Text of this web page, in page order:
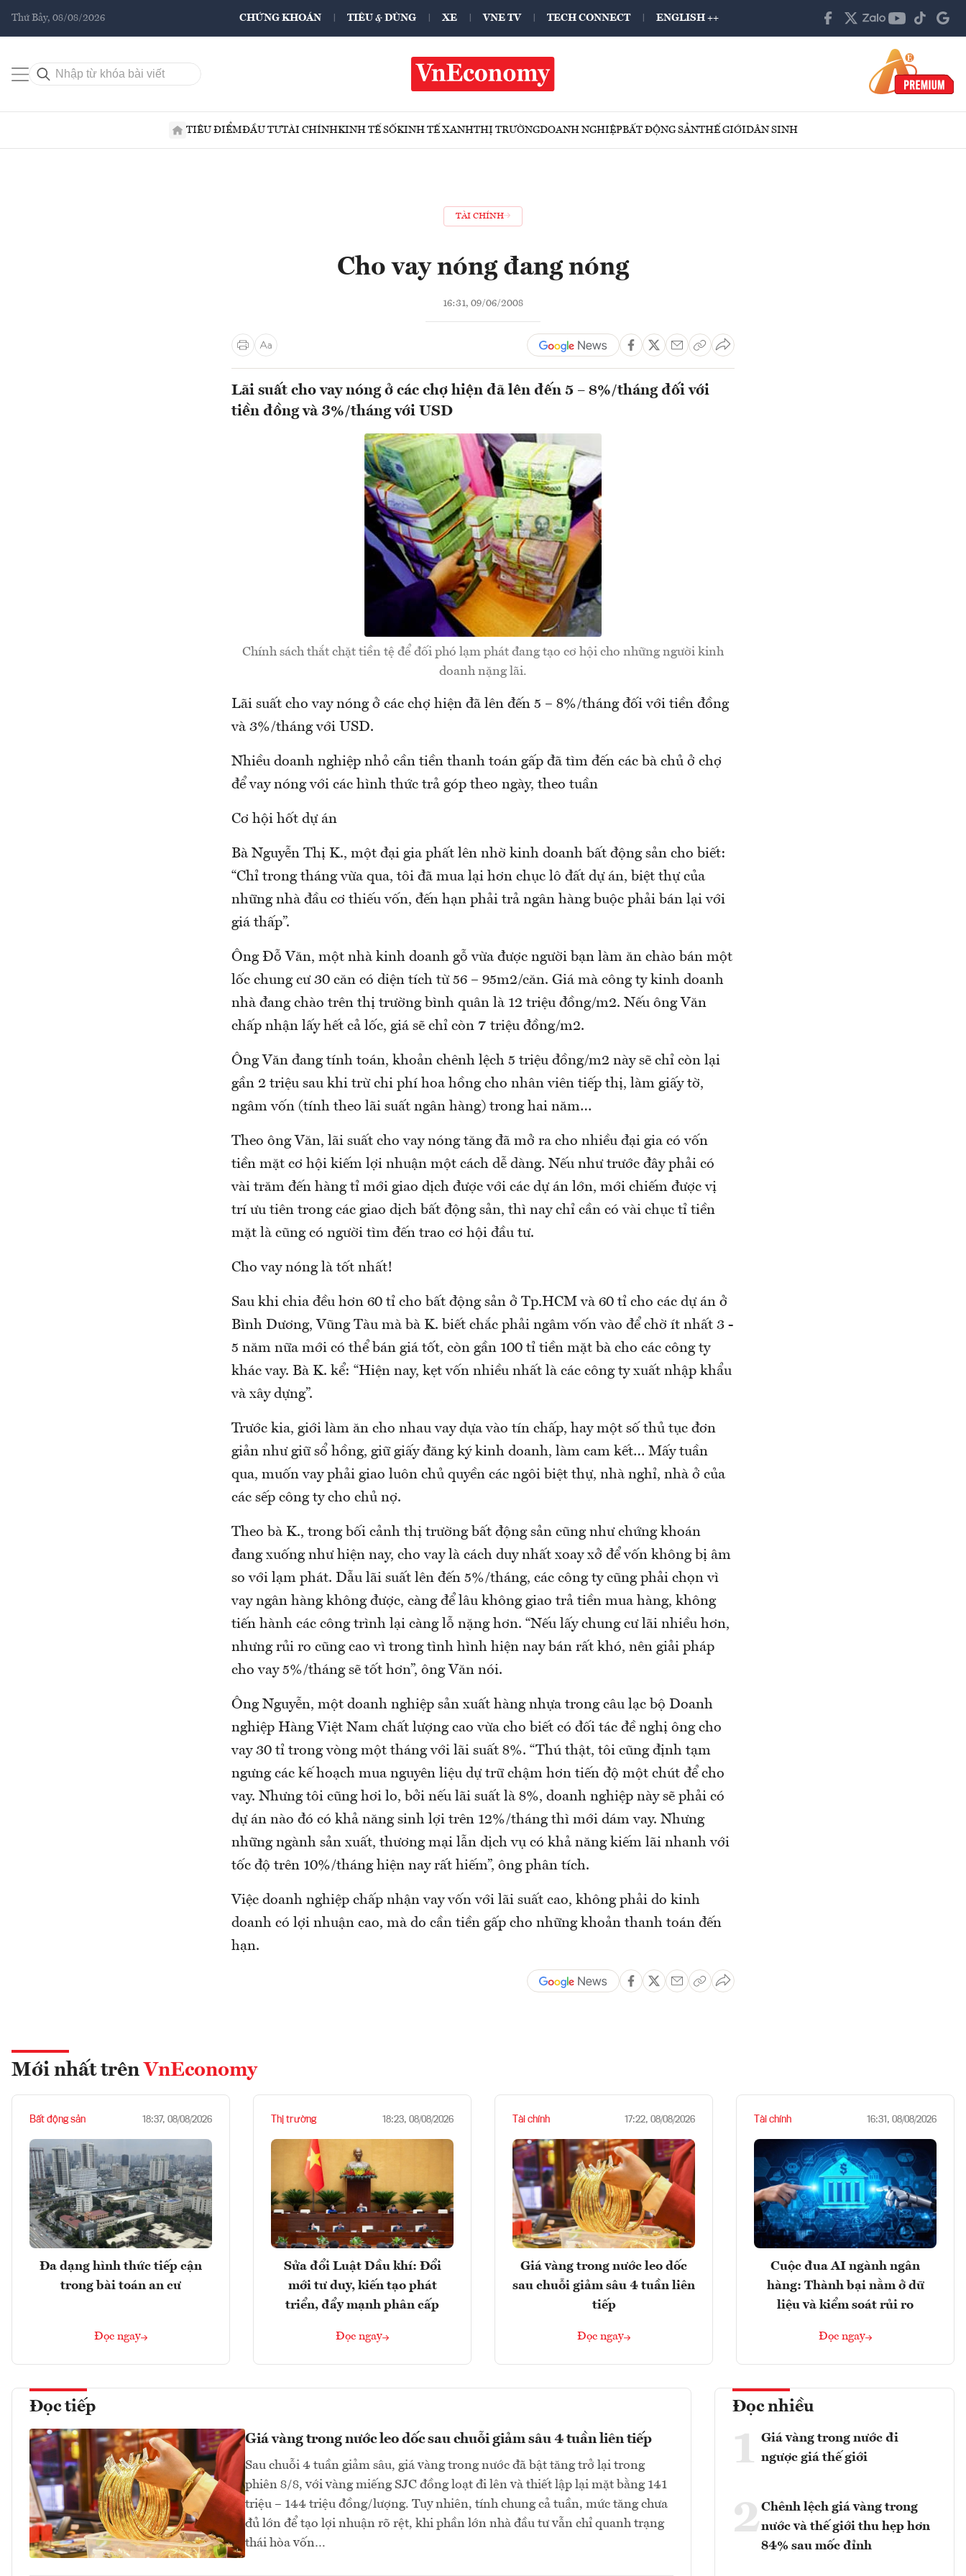
Thứ Bảy, 08/08/2026 CHỨNG KHOÁN TIÊU & DÙNG XE VNE TV TECH CONNECT ENGLISH ++
TIÊU ĐIỂMĐẦU TƯTÀI CHÍNHKINH TẾ SỐKINH TẾ XANHTHỊ TRƯỜNGDOANH NGHIỆPBẤT ĐỘNG SẢNTHẾ GIỚIDÂN SINH
TÀI CHÍNH
Cho vay nóng đang nóng
16:31, 09/06/2008
Lãi suất cho vay nóng ở các chợ hiện đã lên đến 5 – 8%/tháng đối với
tiền đồng và 3%/tháng với USD
Chính sách thắt chặt tiền tệ để đối phó lạm phát đang tạo cơ hội cho những người kinh
doanh nặng lãi.
Lãi suất cho vay nóng ở các chợ hiện đã lên đến 5 – 8%/tháng đối với tiền đồng
và 3%/tháng với USD.
Nhiều doanh nghiệp nhỏ cần tiền thanh toán gấp đã tìm đến các bà chủ ở chợ
để vay nóng với các hình thức trả góp theo ngày, theo tuần
Cơ hội hốt dự án
Bà Nguyễn Thị K., một đại gia phất lên nhờ kinh doanh bất động sản cho biết:
“Chỉ trong tháng vừa qua, tôi đã mua lại hơn chục lô đất dự án, biệt thự của
những nhà đầu cơ thiếu vốn, đến hạn phải trả ngân hàng buộc phải bán lại với
giá thấp”.
Ông Đỗ Văn, một nhà kinh doanh gỗ vừa được người bạn làm ăn chào bán một
lốc chung cư 30 căn có diện tích từ 56 – 95m2/căn. Giá mà công ty kinh doanh
nhà đang chào trên thị trường bình quân là 12 triệu đồng/m2. Nếu ông Văn
chấp nhận lấy hết cả lốc, giá sẽ chỉ còn 7 triệu đồng/m2.
Ông Văn đang tính toán, khoản chênh lệch 5 triệu đồng/m2 này sẽ chỉ còn lại
gần 2 triệu sau khi trừ chi phí hoa hồng cho nhân viên tiếp thị, làm giấy tờ,
ngâm vốn (tính theo lãi suất ngân hàng) trong hai năm…
Theo ông Văn, lãi suất cho vay nóng tăng đã mở ra cho nhiều đại gia có vốn
tiền mặt cơ hội kiếm lợi nhuận một cách dễ dàng. Nếu như trước đây phải có
vài trăm đến hàng tỉ mới giao dịch được với các dự án lớn, mới chiếm được vị
trí ưu tiên trong các giao dịch bất động sản, thì nay chỉ cần có vài chục tỉ tiền
mặt là cũng có người tìm đến trao cơ hội đầu tư.
Cho vay nóng là tốt nhất!
Sau khi chia đều hơn 60 tỉ cho bất động sản ở Tp.HCM và 60 tỉ cho các dự án ở
Bình Dương, Vũng Tàu mà bà K. biết chắc phải ngâm vốn vào để chờ ít nhất 3 -
5 năm nữa mới có thể bán giá tốt, còn gần 100 tỉ tiền mặt bà cho các công ty
khác vay. Bà K. kể: “Hiện nay, kẹt vốn nhiều nhất là các công ty xuất nhập khẩu
và xây dựng”.
Trước kia, giới làm ăn cho nhau vay dựa vào tín chấp, hay một số thủ tục đơn
giản như giữ sổ hồng, giữ giấy đăng ký kinh doanh, làm cam kết… Mấy tuần
qua, muốn vay phải giao luôn chủ quyền các ngôi biệt thự, nhà nghỉ, nhà ở của
các sếp công ty cho chủ nợ.
Theo bà K., trong bối cảnh thị trường bất động sản cũng như chứng khoán
đang xuống như hiện nay, cho vay là cách duy nhất xoay xở để vốn không bị âm
so với lạm phát. Dẫu lãi suất lên đến 5%/tháng, các công ty cũng phải chọn vì
vay ngân hàng không được, càng để lâu không giao trả tiền mua hàng, không
tiến hành các công trình lại càng lỗ nặng hơn. “Nếu lấy chung cư lãi nhiều hơn,
nhưng rủi ro cũng cao vì trong tình hình hiện nay bán rất khó, nên giải pháp
cho vay 5%/tháng sẽ tốt hơn”, ông Văn nói.
Ông Nguyễn, một doanh nghiệp sản xuất hàng nhựa trong câu lạc bộ Doanh
nghiệp Hàng Việt Nam chất lượng cao vừa cho biết có đối tác đề nghị ông cho
vay 30 tỉ trong vòng một tháng với lãi suất 8%. “Thú thật, tôi cũng định tạm
ngưng các kế hoạch mua nguyên liệu dự trữ chậm hơn tiến độ một chút để cho
vay. Nhưng tôi cũng hơi lo, bởi nếu lãi suất là 8%, doanh nghiệp này sẽ phải có
dự án nào đó có khả năng sinh lợi trên 12%/tháng thì mới dám vay. Nhưng
những ngành sản xuất, thương mại lẫn dịch vụ có khả năng kiếm lãi nhanh với
tốc độ trên 10%/tháng hiện nay rất hiếm”, ông phân tích.
Việc doanh nghiệp chấp nhận vay vốn với lãi suất cao, không phải do kinh
doanh có lợi nhuận cao, mà do cần tiền gấp cho những khoản thanh toán đến
hạn.
Mới nhất trên VnEconomy
Bất động sản 18:37, 08/08/2026
Đa dạng hình thức tiếp cận
trong bài toán an cư
Đọc ngay
Thị trường 18:23, 08/08/2026
Sửa đổi Luật Dầu khí: Đổi
mới tư duy, kiến tạo phát
triển, đẩy mạnh phân cấp
Đọc ngay
Tài chính 17:22, 08/08/2026
Giá vàng trong nước leo dốc
sau chuỗi giảm sâu 4 tuần liên
tiếp
Đọc ngay
Tài chính 16:31, 08/08/2026
Cuộc đua AI ngành ngân
hàng: Thành bại nằm ở dữ
liệu và kiểm soát rủi ro
Đọc ngay
Đọc tiếp
Giá vàng trong nước leo dốc sau chuỗi giảm sâu 4 tuần liên tiếp
Sau chuỗi 4 tuần giảm sâu, giá vàng trong nước đã bật tăng trở lại trong
phiên 8/8, với vàng miếng SJC đồng loạt đi lên và thiết lập lại mặt bằng 141
triệu – 144 triệu đồng/lượng. Tuy nhiên, tính chung cả tuần, mức tăng chưa
đủ lớn để tạo lợi nhuận rõ rệt, khi phần lớn nhà đầu tư vẫn chỉ quanh trạng
thái hòa vốn…
Đọc nhiều
1 Giá vàng trong nước đi
ngược giá thế giới
2Chênh lệch giá vàng trong
nước và thế giới thu hẹp hơn
84% sau mốc đỉnh